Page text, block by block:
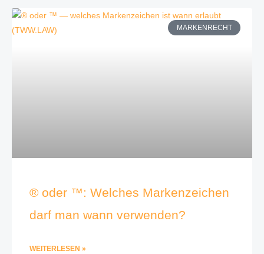
MARKENRECHT
® oder ™: Welches Markenzeichen
darf man wann verwenden?
WEITERLESEN »